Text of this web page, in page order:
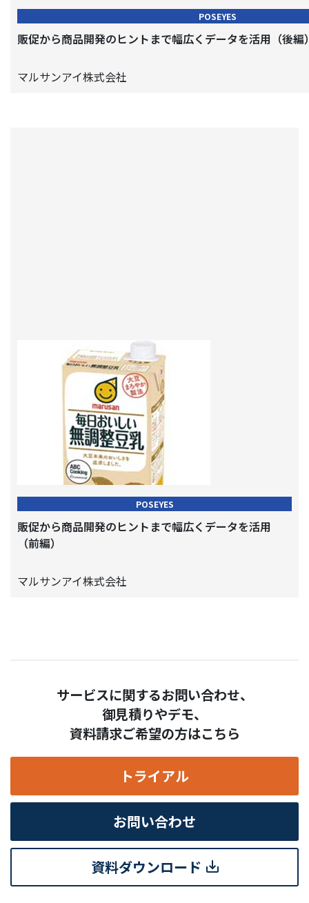
POSEYES
販促から商品開発のヒントまで幅広くデータを活用（後編
マルサンアイ株式会社
POSEYES
販促から商品開発のヒントまで幅広くデータを活用
（前編）
マルサンアイ株式会社
サービスに関するお問い合わせ、
御見積りやデモ、
資料請求ご希望の方はこちら
トライアル
お問い合わせ
資料ダウンロード